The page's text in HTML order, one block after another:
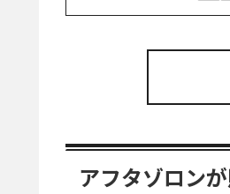
アフタゾロン